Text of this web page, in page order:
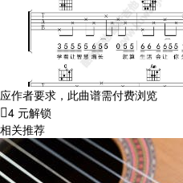
应作者要求，此曲谱需付费浏览
4 元解锁
相关推荐